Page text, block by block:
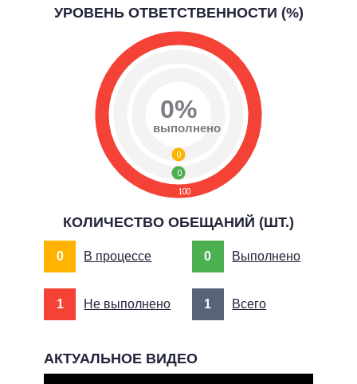
УРОВЕНЬ ОТВЕТСТВЕННОСТИ (%)
100
0
0
0%
выполнено
КОЛИЧЕСТВО ОБЕЩАНИЙ (ШТ.)
0 В процессе 0 Выполнено
1 Не выполнено 1 Всего
АКТУАЛЬНОЕ ВИДЕО